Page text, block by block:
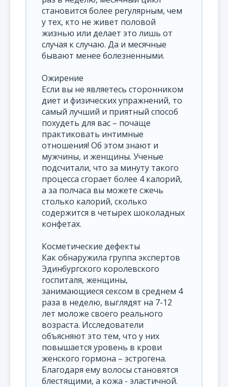
становится более регулярным, чем
у тех, кто не живет половой
жизнью или делает это лишь от
случая к случаю. Да и месячные
бывают менее болезненными.
Ожирение
Если вы не являетесь сторонником
диет и физических упражнений, то
самый лучший и приятный способ
похудеть для вас – почаще
практиковать интимные
отношения! Об этом знают и
мужчины, и женщины. Ученые
подсчитали, что за минуту такого
процесса сгорает более 4 калорий,
а за полчаса вы можете сжечь
столько калорий, сколько
содержится в четырех шоколадных
конфетах.
Косметические дефекты
Как обнаружила группа экспертов
Эдинбургского королевского
госпиталя, женщины,
занимающиеся сексом в среднем 4
раза в неделю, выглядят на 7-12
лет моложе своего реального
возраста. Исследователи
объясняют это тем, что у них
повышается уровень в крови
женского гормона – эстрогена.
Благодаря ему волосы становятся
блестящими, а кожа - эластичной.